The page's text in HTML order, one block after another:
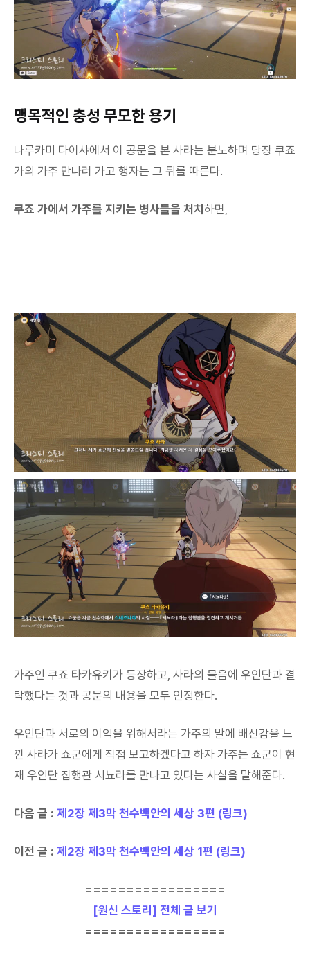
맹목적인 충성 무모한 용기
나루카미 다이샤에서 이 공문을 본 사라는 분노하며 당장 쿠죠
가의 가주 만나러 가고 행자는 그 뒤를 따른다.
쿠죠 가에서 가주를 지키는 병사들을 처치 하면,
가주인 쿠죠 타카유키가 등장하고, 사라의 물음에 우인단과 결
탁했다는 것과 공문의 내용을 모두 인정한다.
우인단과 서로의 이익을 위해서라는 가주의 말에 배신감을 느
낀 사라가 쇼군에게 직접 보고하겠다고 하자 가주는 쇼군이 현
재 우인단 집행관 시뇨라를 만나고 있다는 사실을 말해준다.
다음 글 : 제2장 제3막 천수백안의 세상 3편 (링크)
이전 글 : 제2장 제3막 천수백안의 세상 1편 (링크)
=================
[원신 스토리] 전체 글 보기
=================